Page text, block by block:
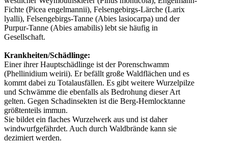
Fichte (Picea engelmannii), Felsengebirgs-Lärche (Larix
lyalli), Felsengebirgs-Tanne (Abies lasiocarpa) und der
Purpur-Tanne (Abies amabilis) lebt sie häufig in
Gesellschaft.
Krankheiten/Schädlinge:
Einer ihrer Hauptschädlinge ist der Porenschwamm
(Phellinidium weirii). Er befällt große Waldflächen und es
kommt dabei zu Totalausfällen. Es gibt weitere Wurzelpilze
und Schwämme die ebenfalls als Bedrohung dieser Art
gelten. Gegen Schadinsekten ist die Berg-Hemlocktanne
größtenteils immun.
Sie bildet ein flaches Wurzelwerk aus und ist daher
windwurfgefährdet. Auch durch Waldbrände kann sie
dezimiert werden.